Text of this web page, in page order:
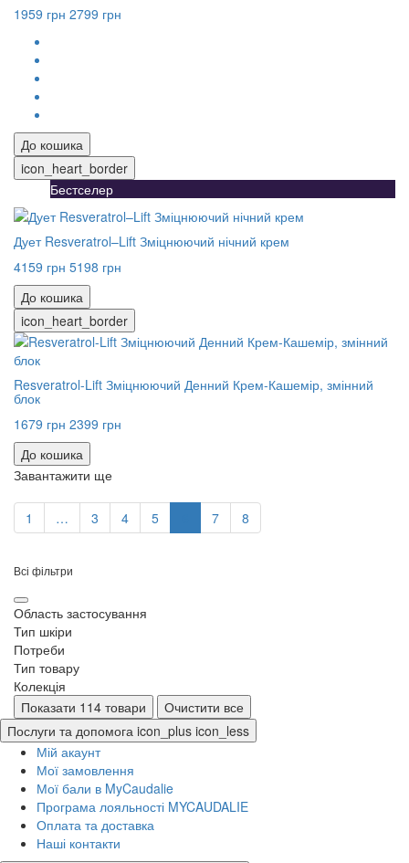
1959 грн 2799 грн
До кошика
icon_heart_border
Бестселер
Дует Resveratrol–Lift Зміцнюючий нічний крем
4159 грн 5198 грн
До кошика
icon_heart_border
Resveratrol-Lift Зміцнюючий Денний Крем-Кашемір, змінний
блок
1679 грн 2399 грн
До кошика
Завантажити ще
1 … 3 4 5 7 8
Всі фільтри
Область застосування
Тип шкіри
Потреби
Тип товару
Колекція
Показати 114 товари
Очистити все
Послуги та допомога icon_plus icon_less
Мій акаунт
Мої замовлення
Мої бали в MyCaudalie
Програма лояльності MYCAUDALIE
Оплата та доставка
Наші контакти